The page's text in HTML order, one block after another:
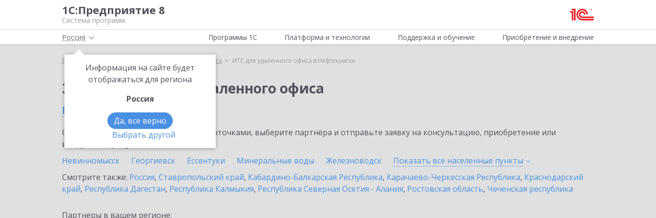
1С:Предприятие 8
Система программ
Россия
Информация на сайте будет
отображаться для региона
Россия
Да, все верно
Выбрать другой
Программы 1С Платформа и технологии Поддержка и обучение Приобретение и внедрение
Главная ИТС для удаленного офиса ИТС для удаленного офиса в Нефтекумске
Заказать ИТС для удаленного офиса
в Нефтекумске
Ознакомьтесь с информационными карточками, выберите партнёра и отправьте заявку на консультацию, приобретение или
внедрение продукта.
Невинномысск
Георгиевск Ессентуки Минеральные воды Железноводск Показать все населенные пункты
Смотрите также: Россия, Ставропольский край, Кабардино-Балкарская Республика, Карачаево-Черкесская Республика, Краснодарский
край, Республика Дагестан, Республика Калмыкия, Республика Северная Осетия - Алания, Ростовская область, Чеченская республика
Партнеры в вашем регионе: